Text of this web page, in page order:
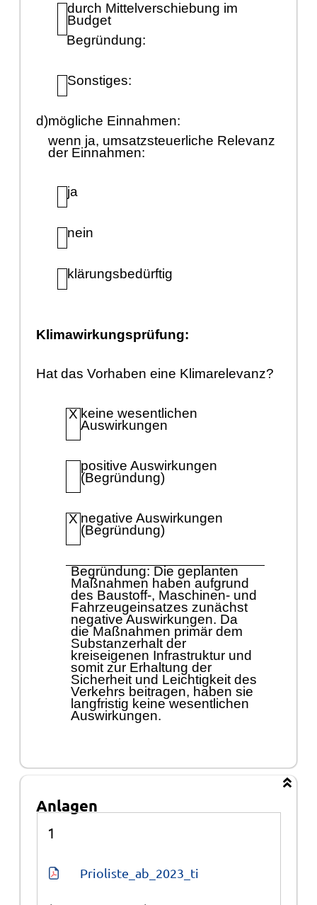
durch Mittelverschiebung im
Budget
Begründung:
Sonstiges:
d)mögliche Einnahmen:
wenn ja, umsatzsteuerliche Relevanz
der Einnahmen:
ja
nein
klärungsbedürftig
Klimawirkungsprüfung:
Hat das Vorhaben eine Klimarelevanz?
X keine wesentlichen
Auswirkungen
positive Auswirkungen
(Begründung)
X negative Auswirkungen
(Begründung)
Begründung: Die geplanten
Maßnahmen haben aufgrund
des Baustoff-, Maschinen- und
Fahrzeugeinsatzes zunächst
negative Auswirkungen. Da
die Maßnahmen primär dem
Substanzerhalt der
kreiseigenen Infrastruktur und
somit zur Erhaltung der
Sicherheit und Leichtigkeit des
Verkehrs beitragen, haben sie
langfristig keine wesentlichen
Auswirkungen.
Anlagen
1
Prioliste_ab_2023_ti